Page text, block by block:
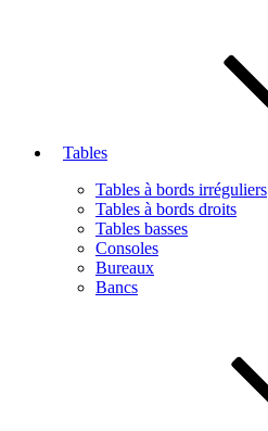
Tables
Tables à bords irréguliers
Tables à bords droits
Tables basses
Consoles
Bureaux
Bancs